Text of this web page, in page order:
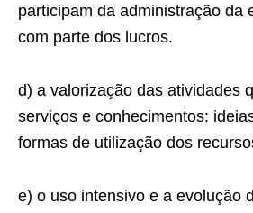
participam da administração da
com parte dos lucros.
d) a valorização das atividades
serviços e conhecimentos:
formas de utilização dos
e) o uso intensivo e a evolução